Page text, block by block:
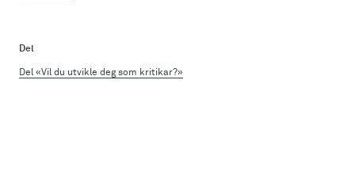
Del
Del «Vil du utvikle deg som kritikar?»